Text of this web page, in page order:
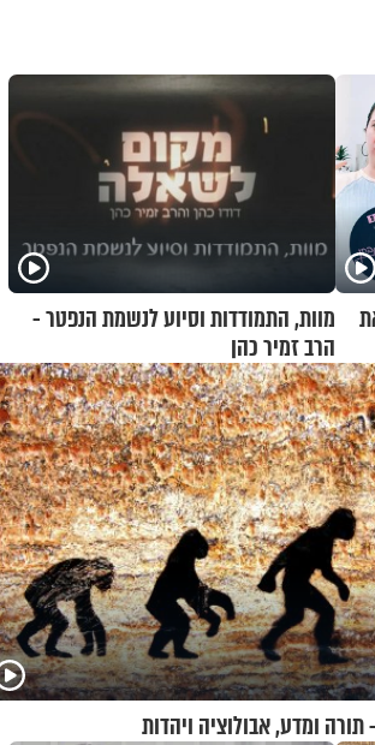
מוות, התמודדות וסיוע לנשמת הנפטר -
הרב זמיר כהן
ומדע, אבולוציה ויהדות